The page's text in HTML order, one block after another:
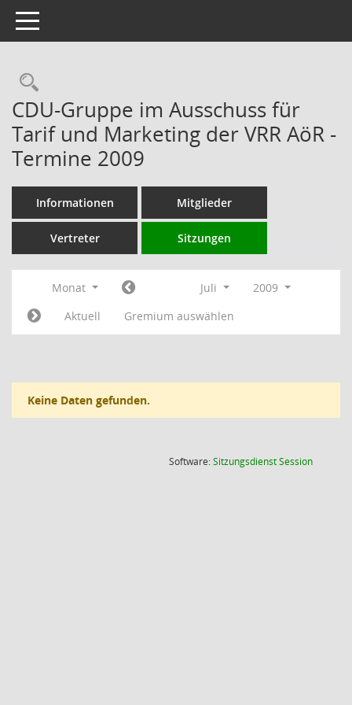
Toggle navigation
Rechercheauswahl
CDU-Gruppe im Ausschuss für
Tarif und Marketing der VRR AöR -
Termine 2009
Informationen Mitglieder
Vertreter Sitzungen
Monat Juli
2009
Aktuell
Gremium auswählen
Keine Daten gefunden.
Software:SitzungsdienstSession(Wird in